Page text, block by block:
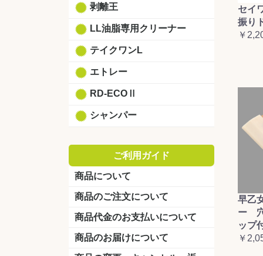
剥離王
LL油脂専用クリーナー
テイクワンL
エトレー
RD-ECOⅡ
シャンパー
ご利用ガイド
商品について
商品のご注文について
商品代金のお支払いについて
商品のお届けについて
セイ
振り
￥
早乙
ー
ップ
￥